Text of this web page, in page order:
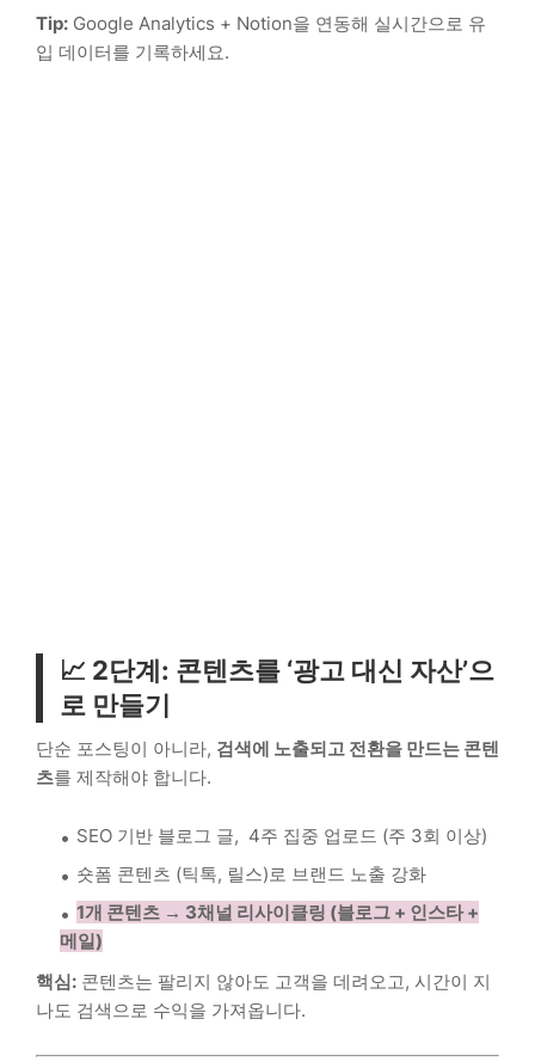
Tip: Google Analytics + Notion을 연동해 실시간으로 유
입 데이터를 기록하세요.
📈 2단계: 콘텐츠를 ‘광고 대신 자산’으
로 만들기
단순 포스팅이 아니라, 검색에 노출되고 전환을 만드는 콘텐
츠를 제작해야 합니다.
SEO 기반 블로그 글, 4주 집중 업로드 (주 3회 이상)
숏폼 콘텐츠 (틱톡, 릴스)로 브랜드 노출 강화
1개 콘텐츠 → 3채널 리사이클링 (블로그 + 인스타 +
메일)
핵심: 콘텐츠는 팔리지 않아도 고객을 데려오고, 시간이 지
나도 검색으로 수익을 가져옵니다.